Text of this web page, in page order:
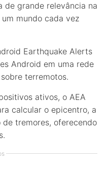
de grande relevância na
mundo cada vez
Earthquake Alerts
Android em uma rede
terremotos.
ativos, o AEA
calcular o epicentro, a
tremores, oferecendo